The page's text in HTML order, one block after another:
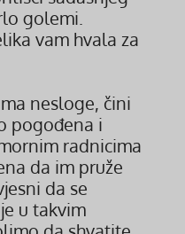
golemi.
vam hvala za
nesloge, čini
pogođena i
radnicima
da im pruže
da se
u takvim